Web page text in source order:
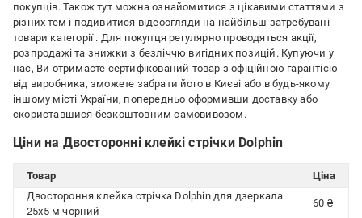
покупців. Також тут можна ознайомитися з цікавими статтями з
різних тем і подивитися відеоогляди на найбільш затребувані
товари категорії . Для покупця регулярно проводяться акції,
розпродажі та знижки з безліччю вигідних позицій. Купуючи у
нас, Ви отримаєте сертифікований товар з офіційною гарантією
від виробника, зможете забрати його в Києві або в будь-якому
іншому місті України, попередньо оформивши доставку або
скориставшися безкоштовним самовивозом.
Ціни на Двосторонні клейкі стрічки Dolphin
Товар
Ціна
Двостороння клейка стрічка Dolphin для дзеркала
25x5 м чорний
60 ₴